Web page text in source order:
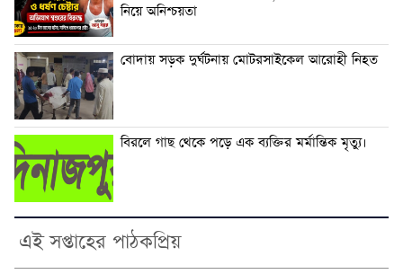
নিয়ে অনিশ্চয়তা
বোদায় সড়ক দুর্ঘটনায় মোটরসাইকেল আরোহী নিহত
বিরলে গাছ থেকে পড়ে এক ব্যক্তির মর্মান্তিক মৃত্যু।
এই সপ্তাহের পাঠকপ্রিয়